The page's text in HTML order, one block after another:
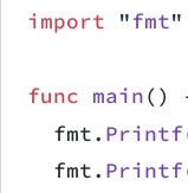
import "fmt"
func main()
	fmt.
Printf
	fmt.
Printf